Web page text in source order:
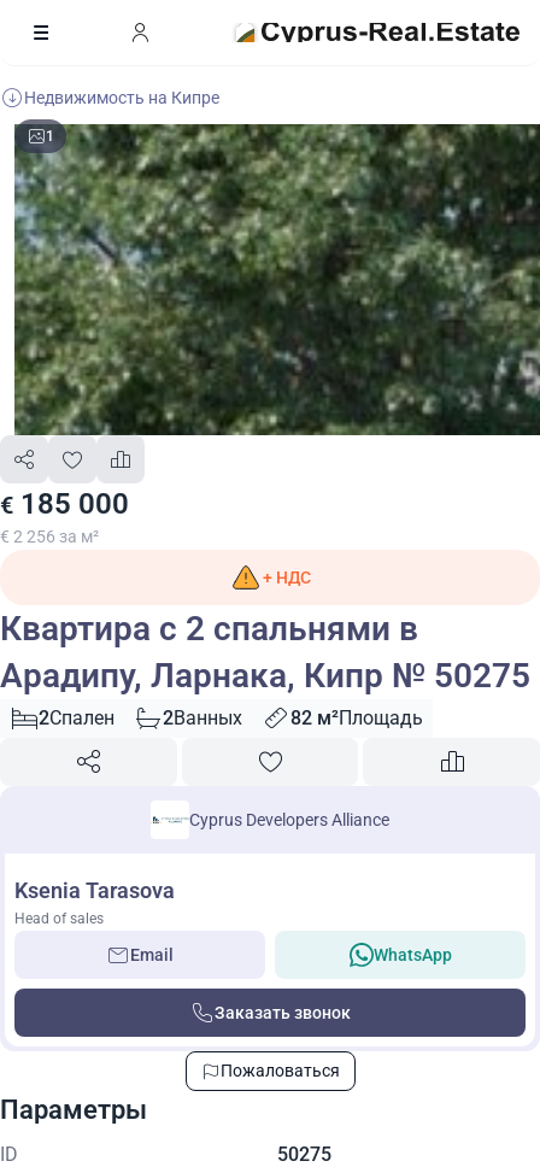
Недвижимость на Кипре
1
€ 185 000
€ 2 256 за м²
+ НДС
Квартира с 2 спальнями в
Арадипу, Ларнака, Кипр № 50275
2Спален 2Ванных 82 м²Площадь
Cyprus Developers Alliance
Ksenia Tarasova
Head of sales
Email WhatsApp
Заказать звонок
Пожаловаться
Параметры
ID 50275